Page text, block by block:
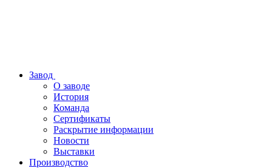
Завод
О заводе
История
Команда
Сертификаты
Раскрытие информации
Новости
Выставки
Производство